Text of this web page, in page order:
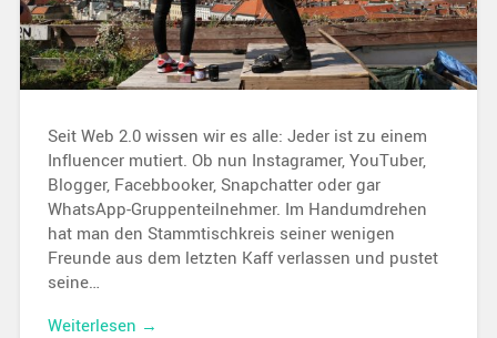
Seit Web 2.0 wissen wir es alle: Jeder ist zu einem
Influencer mutiert. Ob nun Instagramer, YouTuber,
Blogger, Facebbooker, Snapchatter oder gar
WhatsApp-Gruppenteilnehmer. Im Handumdrehen
hat man den Stammtischkreis seiner wenigen
Freunde aus dem letzten Kaff verlassen und pustet
seine…
Weiterlesen →